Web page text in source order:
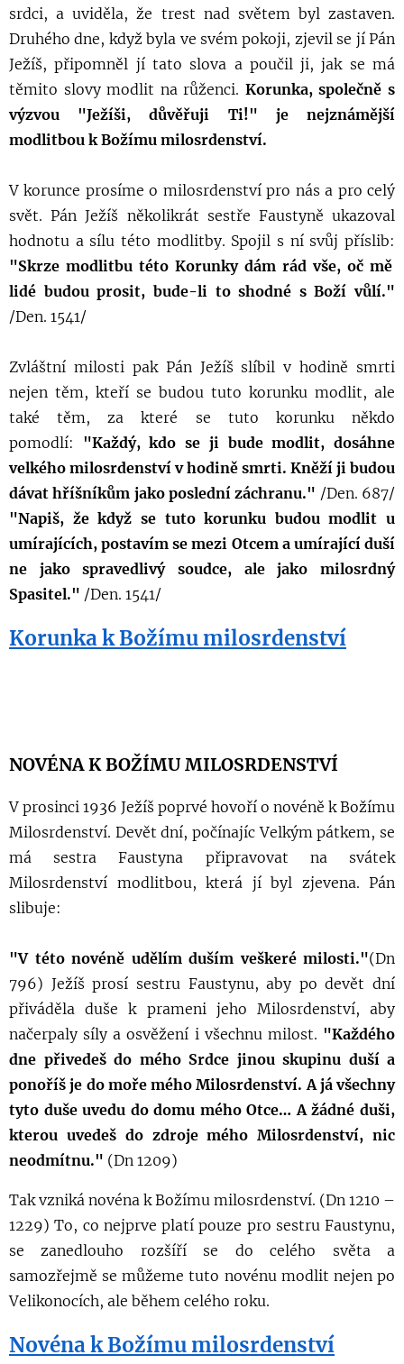
srdci, a uviděla, že trest nad světem byl zastaven.
Druhého dne, když byla ve svém pokoji, zjevil se jí Pán
Ježíš, připomněl jí tato slova a poučil ji, jak se má
těmito slovy modlit na růženci. Korunka, společně s
výzvou "Ježíši, důvěřuji Ti!" je nejznámější
modlitbou k Božímu milosrdenství.
V korunce prosíme o milosrdenství pro nás a pro celý
svět. Pán Ježíš několikrát sestře Faustyně ukazoval
hodnotu a sílu této modlitby. Spojil s ní svůj příslib:
"Skrze modlitbu této Korunky dám rád vše, oč mě
lidé budou prosit, bude-li to shodné s Boží vůlí."
/Den. 1541/
Zvláštní milosti pak Pán Ježíš slíbil v hodině smrti
nejen těm, kteří se budou tuto korunku modlit, ale
také těm, za které se tuto korunku někdo
pomodlí: "Každý, kdo se ji bude modlit, dosáhne
velkého milosrdenství v hodině smrti. Kněží ji budou
dávat hříšníkům jako poslední záchranu." /Den. 687/
"Napiš, že když se tuto korunku budou modlit u
umírajících, postavím se mezi Otcem a umírající duší
ne jako spravedlivý soudce, ale jako milosrdný
Spasitel." /Den. 1541/
Korunka k Božímu milosrdenství
NOVÉNA K BOŽÍMU MILOSRDENSTVÍ
V prosinci 1936 Ježíš poprvé hovoří o novéně k Božímu
Milosrdenství. Devět dní, počínajíc Velkým pátkem, se
má sestra Faustyna připravovat na svátek
Milosrdenství modlitbou, která jí byl zjevena. Pán
slibuje:
"V této novéně udělím duším veškeré milosti."(Dn
796) Ježíš prosí sestru Faustynu, aby po devět dní
přiváděla duše k prameni jeho Milosrdenství, aby
načerpaly síly a osvěžení i všechnu milost. "Každého
dne přivedeš do mého Srdce jinou skupinu duší a
ponoříš je do moře mého Milosrdenství.A já všechny
tyto duše uvedu do domu mého Otce… A žádné duši,
kterou uvedeš do zdroje mého Milosrdenství, nic
neodmítnu." (Dn 1209)
Tak vzniká novéna k Božímu milosrdenství. (Dn 1210 –
1229) To, co nejprve platí pouze pro sestru Faustynu,
se zanedlouho rozšíří se do celého světa a
samozřejmě se můžeme tuto novénu modlit nejen po
Velikonocích, ale během celého roku.
Novéna k Božímu milosrdenství